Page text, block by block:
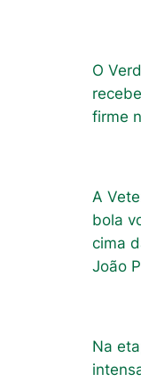
O
firme
A
bola
cima
João
Na